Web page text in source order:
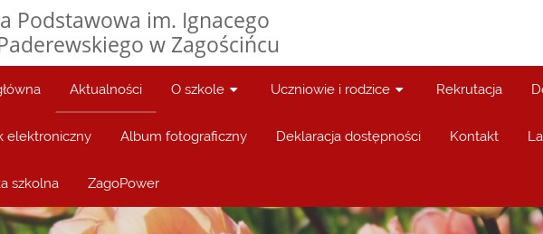
Podstawowa im. Ignacego
w Zagościńcu
Aktualności O szkole Uczniowie i rodzice Rekrutacja
elektroniczny Album fotograficzny Deklaracja dostępności Kontakt
szkolna ZagoPower